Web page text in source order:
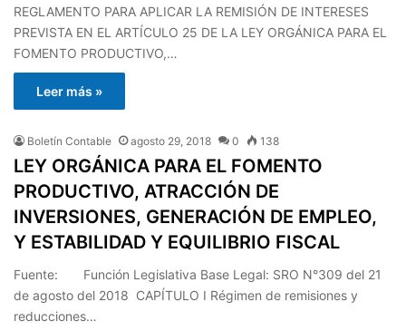
REGLAMENTO PARA APLICAR LA REMISIÓN DE INTERESES
PREVISTA EN EL ARTÍCULO 25 DE LA LEY ORGÁNICA PARA EL
FOMENTO PRODUCTIVO,…
Leer más »
Boletín Contable agosto 29, 2018 0 138
LEY ORGÁNICA PARA EL FOMENTO
PRODUCTIVO, ATRACCIÓN DE
INVERSIONES, GENERACIÓN DE EMPLEO,
Y ESTABILIDAD Y EQUILIBRIO FISCAL
Fuente: Función Legislativa Base Legal: SRO N°309 del 21
de agosto del 2018 CAPÍTULO I Régimen de remisiones y
reducciones…